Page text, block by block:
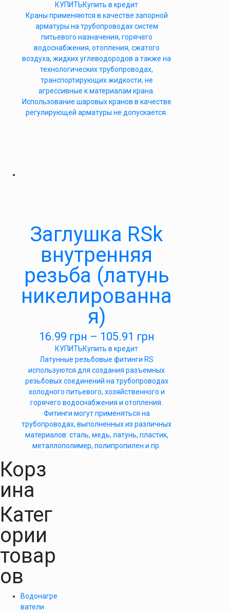
КУПИТЬКупить в кредит
Краны применяются в качестве запорной
арматуры на трубопроводах систем
питьевого назначения, горячего
водоснабжения, отопления, сжатого
воздуха, жидких углеводородов а также на
технологических трубопроводах,
транспортирующих жидкости, не
агрессивные к материалам крана.
Использование шаровых кранов в качестве
регулирующей арматуры не допускается.
Заглушка RSk
внутренняя
резьба (латунь
никелированна
я)
16.99 грн – 105.91 грн
КУПИТЬКупить в кредит
Латунные резьбовые фитинги RS
используются для создания разъемных
резьбовых соединений на трубопроводах
холодного питьевого, хозяйственного и
горячего водоснабжения и отопления.
Фитинги могут применяться на
трубопроводах, выполненных из различных
материалов: сталь, медь, латунь, пластик,
металлополимер, полипропилен и пр.
Корз
ина
Катег
ории
товар
ов
Водонагре
ватели